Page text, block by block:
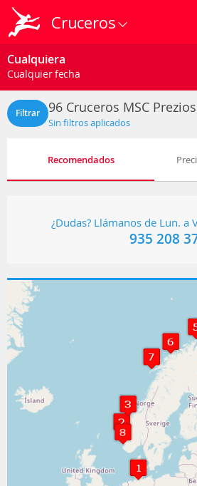
Cruceros
Cualquiera
Cualquier fecha
Filtrar 96 Cruceros MSC
Sin filtros aplicados
Recomendados
¿Dudas? Llámanos de Lun. a
935 208